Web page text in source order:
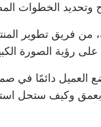
الخطوات
فريق تطوير
على رؤية الصورة
تضع العميل دائمًا
وكيف ستحل